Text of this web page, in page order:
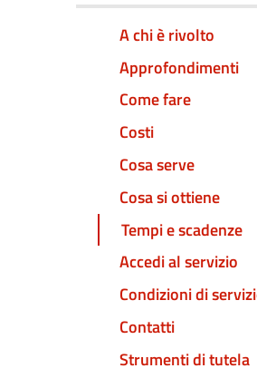
A chi è rivolto
Approfondimenti
Come fare
Costi
Cosa serve
Cosa si ottiene
Tempi e scadenze
Accedi al servizio
Condizioni di
Contatti
Strumenti di tutela